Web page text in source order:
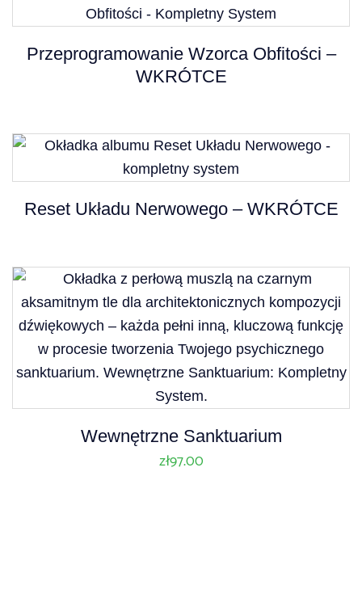
Przeprogramowanie Wzorca Obfitości –
WKRÓTCE
Reset Układu Nerwowego – WKRÓTCE
Wewnętrzne Sanktuarium
zł97.00